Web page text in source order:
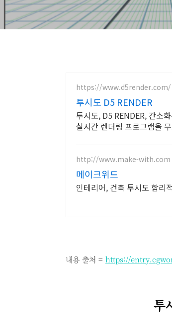
https://www.d5render.com/
투시도 D5 RENDER
투시도, D5 RENDER, 간소
실시간 렌더링 프로그램을
http://www.make-with.com
메이크위드
인테리어, 건축 투시도 합리
내용 출처 = https://
투